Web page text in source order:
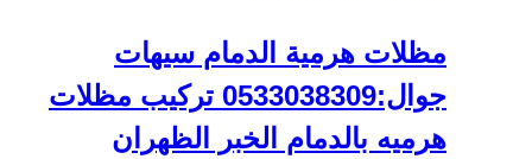
مظلات هرمية الدمام سيهات
جوال:0533038309 تركيب مظلات
هرميه بالدمام الخبر الظهران